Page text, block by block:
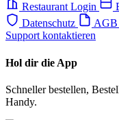
Restaurant Login
Datenschutz
AGB
Support kontaktieren
Hol dir die App
Schneller bestellen,
Handy.